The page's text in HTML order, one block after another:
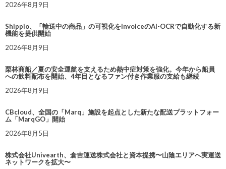
2026年8月9日
Shippio、「輸送中の商品」の可視化をInvoiceのAI-OCRで自動化する新
機能を提供開始
2026年8月9日
栗林商船／夏の安全運航を支えるため熱中症対策を強化。今年から船員
への飲料配布を開始、4年目となるファン付き作業服の支給も継続
2026年8月9日
CBcloud、全国の「Marq」施設を起点とした新たな配送プラットフォー
ム「MarqGO」開始
2026年8月5日
株式会社Univearth、倉吉運送株式会社と資本提携〜山陰エリアへ実運送
ネットワークを拡大〜